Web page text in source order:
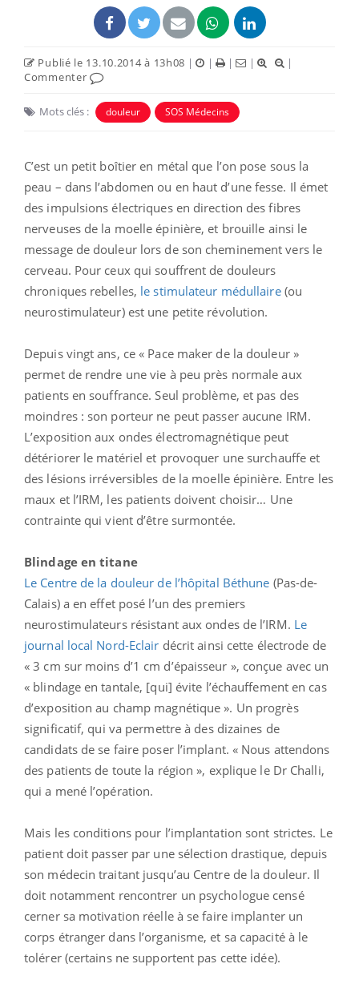
Publié le 13.10.2014 à 13h08 | | | |
|
Commenter
Mots clés : douleur SOS Médecins
C’est un petit boîtier en métal que l’on pose sous la
peau – dans l’abdomen ou en haut d’une fesse. Il émet
des impulsions électriques en direction des fibres
nerveuses de la moelle épinière, et brouille ainsi le
message de douleur lors de son cheminement vers le
cerveau. Pour ceux qui souffrent de douleurs
chroniques rebelles, le stimulateur médullaire(ou
neurostimulateur) est une petite révolution.
Depuis vingt ans, ce « Pace maker de la douleur »
permet de rendre une vie à peu près normale aux
patients en souffrance. Seul problème, et pas des
moindres : son porteur ne peut passer aucune IRM.
L’exposition aux ondes électromagnétique peut
détériorer le matériel et provoquer une surchauffe et
des lésions irréversibles de la moelle épinière. Entre les
maux et l’IRM, les patients doivent choisir… Une
contrainte qui vient d’être surmontée.
Blindage en titane
Le Centre de la douleur de l’hôpital Béthune (Pas-de-
Calais) a en effet posé l’un des premiers
neurostimulateurs résistant aux ondes de l’IRM. Le
journal local Nord-Eclair décrit ainsi cette électrode de
« 3 cm sur moins d’1 cm d’épaisseur », conçue avec un
« blindage en tantale, [qui] évite l’échauffement en cas
d’exposition au champ magnétique ». Un progrès
significatif, qui va permettre à des dizaines de
candidats de se faire poser l’implant. « Nous attendons
des patients de toute la région », explique le Dr Challi,
qui a mené l’opération.
Mais les conditions pour l’implantation sont strictes. Le
patient doit passer par une sélection drastique, depuis
son médecin traitant jusqu’au Centre de la douleur. Il
doit notamment rencontrer un psychologue censé
cerner sa motivation réelle à se faire implanter un
corps étranger dans l’organisme, et sa capacité à le
tolérer (certains ne supportent pas cette idée).